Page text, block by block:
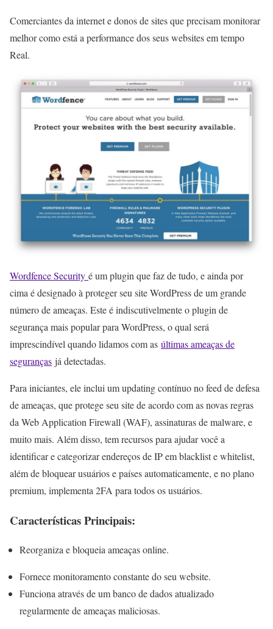
Comerciantes da internet e donos de sites que precisam monitorar
melhor como está a performance dos seus websites em tempo
Real.
Wordfence Security é um plugin que faz de tudo, e ainda por
cima é designado à proteger seu site WordPress de um grande
número de ameaças. Este é indiscutivelmente o plugin de
segurança mais popular para WordPress, o qual será
imprescindível quando lidamos com as últimas ameaças de
seguranças já detectadas.
Para iniciantes, ele inclui um updating contínuo no feed de defesa
de ameaças, que protege seu site de acordo com as novas regras
da Web Application Firewall (WAF), assinaturas de malware, e
muito mais. Além disso, tem recursos para ajudar você a
identificar e categorizar endereços de IP em blacklist e whitelist,
além de bloquear usuários e países automaticamente, e no plano
premium, implementa 2FA para todos os usuários.
Características Principais:
Reorganiza e bloqueia ameaças online.
Fornece monitoramento constante do seu website.
Funciona através de um banco de dados atualizado
regularmente de ameaças maliciosas.